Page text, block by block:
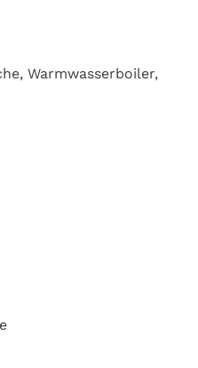
Warmwasserboiler,